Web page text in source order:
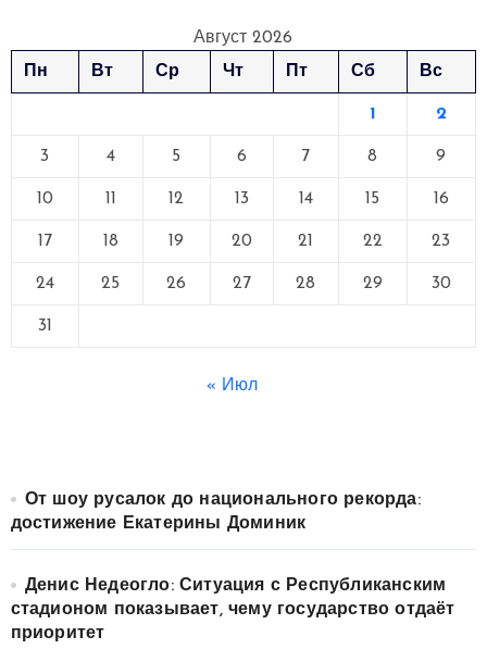
Август 2026
Пн
Вт Ср Чт Пт Сб Вс
1 2
3 4 5 6 7 8 9
10 11 12 13 14 15 16
17 18 19 20 21 22 23
24 25 26 27 28 29 30
31
« Июл
От шоу русалок до национального рекорда:
достижение Екатерины Доминик
Денис Недеогло: Ситуация с Республиканским
стадионом показывает, чему государство отдаёт
приоритет